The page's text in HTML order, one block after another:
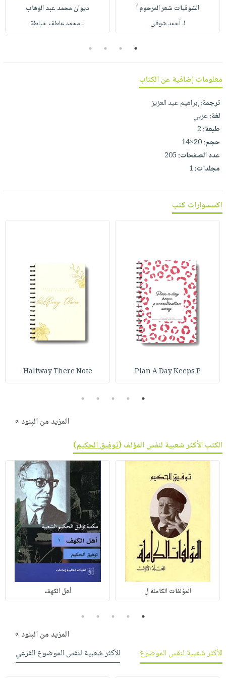
صابون
أطفال
مناسبات
فيديوهات
خدمات
نيل
انشر
كتابك
تواصل
معنا
الإصدارات
الشوقيات شعر المرحوم أ
لـ أحمد شوقي
ديوان محمد عبد الوهاب
لـ محمد عاطف خياطة
1
2
3
4
معلومات إضافية عن الكتاب
ترجمة:إبراهيم عبد العزيز
لغة:عربي
طبعة:2
حجم:20×14
عدد الصفحات:205
مجلدات:1
اكسسوارات كتب
Plan A Day Keeps P
Halfway There Note
1
2
3
4
5
المزيد من البنود »
الكتب الأكثر شعبية لنفس المؤلف (توفيق الحكيم)
المؤلفات الكاملة ل أهل الكهف
1
2
3
4
5
المزيد من البنود »
الأكثر شعبية لنفس الموضوع
الأكثر شعبية لنفس الموضوع الفرعي